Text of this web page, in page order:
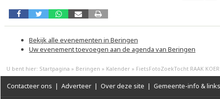
Bekijk alle evenementen in Beringen
Uw evenement toevoegen aan de agenda van Beringen
U bent hier: Startpagina » Beringen » Kalender » FietsFotoZoekTocht RAAK
Contacteer ons | Adverteer | Over deze site | Gemeente-info & links